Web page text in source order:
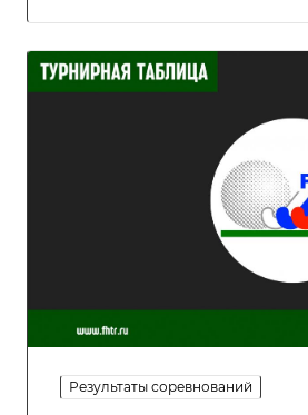
Результаты соревнований